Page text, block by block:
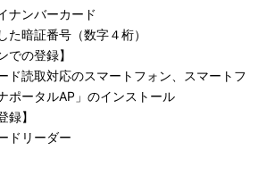
ナンバーカード
た暗証番号（数字４桁）
での登録】
ド読取対応のスマートフォン、スマートフ
ポータルAP」のインストール
録】
ドリーダー